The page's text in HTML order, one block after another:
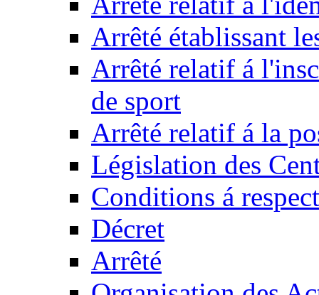
Arrêté établissant
Arrêté relatif á
de sport
Arrêté relatif á la
Législation des
Conditions á
Décret
Arrêté